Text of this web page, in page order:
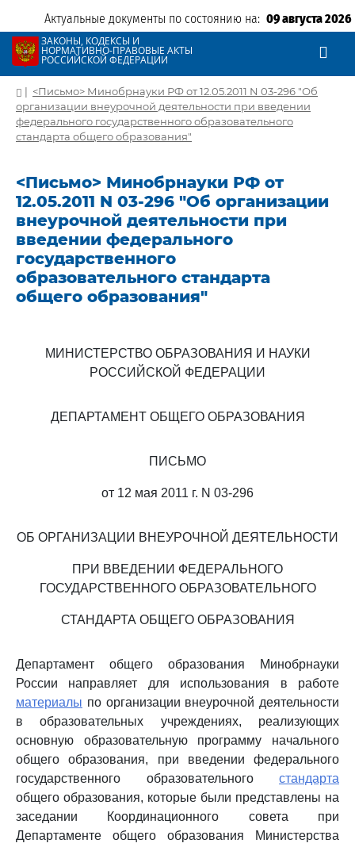
Актуальные документы по состоянию на: 09 августа 2026
ЗАКОНЫ, КОДЕКСЫ И
НОРМАТИВНО-ПРАВОВЫЕ АКТЫ
РОССИЙСКОЙ ФЕДЕРАЦИИ
| <Письмо> Минобрнауки РФ от 12.05.2011 N 03-296 "Об
организации внеурочной деятельности при введении
федерального государственного образовательного
стандарта общего образования"
<Письмо> Минобрнауки РФ от
12.05.2011 N 03-296 "Об организации
внеурочной деятельности при
введении федерального
государственного
образовательного стандарта
общего образования"
МИНИСТЕРСТВО ОБРАЗОВАНИЯ И НАУКИ
РОССИЙСКОЙ ФЕДЕРАЦИИ
ДЕПАРТАМЕНТ ОБЩЕГО ОБРАЗОВАНИЯ
ПИСЬМО
от 12 мая 2011 г. N 03-296
ОБ ОРГАНИЗАЦИИ ВНЕУРОЧНОЙ ДЕЯТЕЛЬНОСТИ
ПРИ ВВЕДЕНИИ ФЕДЕРАЛЬНОГО
ГОСУДАРСТВЕННОГО ОБРАЗОВАТЕЛЬНОГО
СТАНДАРТА ОБЩЕГО ОБРАЗОВАНИЯ
Департамент общего образования Минобрнауки
России направляет для использования в работе
материалы по организации внеурочной деятельности
в образовательных учреждениях, реализующих
основную образовательную программу начального
общего образования, при введении федерального
государственного образовательного стандарта
общего образования, которые были представлены на
заседании Координационного совета при
Департаменте общего образования Министерства